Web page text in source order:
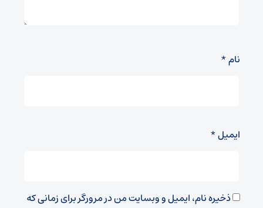
نام*
ایمیل*
ذخیره نام، ایمیل و وبسایت من در مرورگر برای زمانی که